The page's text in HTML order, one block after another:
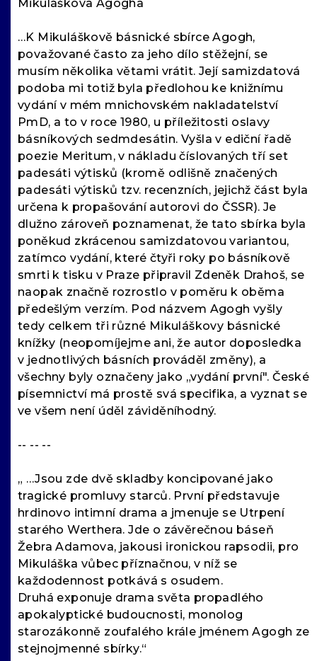
Mikuláškova Agogha
…K Mikuláškově básnické sbírce Agogh,
považované často za jeho dílo stěžejní, se
musím několika větami vrátit. Její samizdatová
podoba mi totiž byla předlohou ke knižnímu
vydání v mém mnichovském nakladatelství
PmD, a to v roce 1980, u příležitosti oslavy
básníkových sedmdesátin. Vyšla v ediční řadě
poezie Meritum, v nákladu číslovaných tří set
padesáti výtisků (kromě odlišně značených
padesáti výtisků tzv. recenzních, jejichž část byla
určena k propašování autorovi do ČSSR). Je
dlužno zároveň poznamenat, že tato sbírka byla
poněkud zkrácenou samizdatovou variantou,
zatímco vydání, které čtyři roky po básníkově
smrti k tisku v Praze připravil Zdeněk Drahoš, se
naopak značně rozrostlo v poměru k oběma
předešlým verzím. Pod názvem Agogh vyšly
tedy celkem tři různé Mikuláškovy básnické
knížky (neopomíjejme ani, že autor doposledka
v jednotlivých básních prováděl změny), a
všechny byly označeny jako „vydání první". České
písemnictví má prostě svá specifika, a vyznat se
ve všem není úděl záviděníhodný.
-- -- --
„ …Jsou zde dvě skladby koncipované jako
tragické promluvy starců. První představuje
hrdinovo intimní drama a jmenuje se Utrpení
starého Werthera. Jde o závěrečnou báseň
Žebra Adamova, jakousi ironickou rapsodii, pro
Mikuláška vůbec příznačnou, v níž se
každodennost potkává s osudem.
Druhá exponuje drama světa propadlého
apokalyptické budoucnosti, monolog
starozákonně zoufalého krále jménem Agogh ze
stejnojmenné sbírky.“